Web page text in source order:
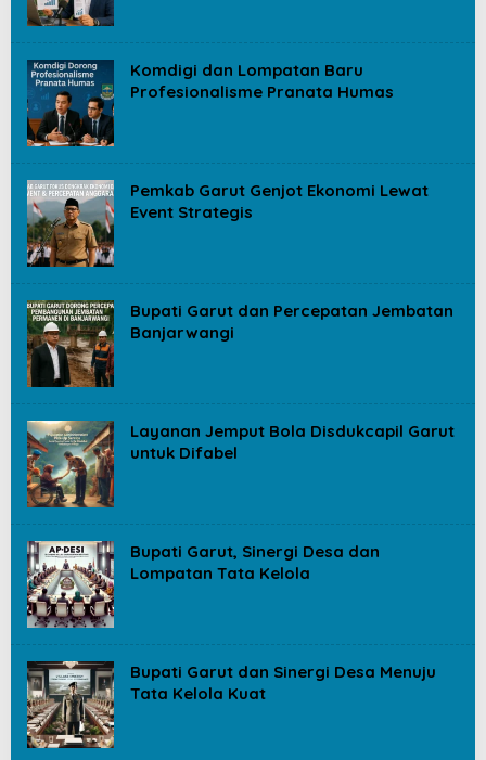
Komdigi dan Lompatan Baru
Profesionalisme Pranata Humas
Pemkab Garut Genjot Ekonomi Lewat
Event Strategis
Bupati Garut dan Percepatan Jembatan
Banjarwangi
Layanan Jemput Bola Disdukcapil Garut
untuk Difabel
Bupati Garut, Sinergi Desa dan
Lompatan Tata Kelola
Bupati Garut dan Sinergi Desa Menuju
Tata Kelola Kuat